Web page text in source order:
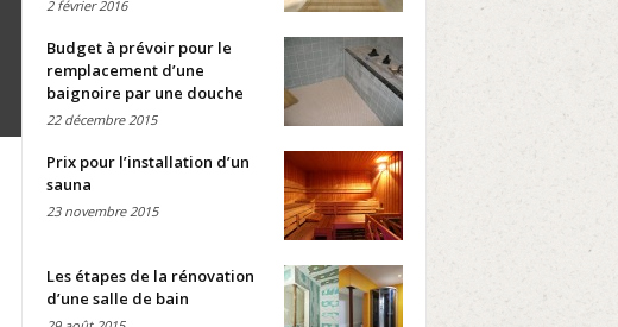
2 février 2016
Budget à prévoir pour le
remplacement d’une
baignoire par une douche
22 décembre 2015
Prix pour l’installation d’un
sauna
23 novembre 2015
Les étapes de la rénovation
d’une salle de bain